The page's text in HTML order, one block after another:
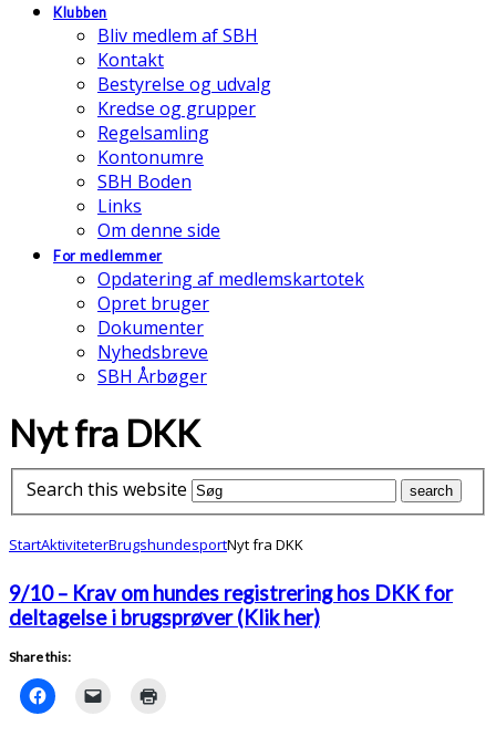
Klubben
Bliv medlem af SBH
Kontakt
Bestyrelse og udvalg
Kredse og grupper
Regelsamling
Kontonumre
SBH Boden
Links
Om denne side
For medlemmer
Opdatering af medlemskartotek
Opret bruger
Dokumenter
Nyhedsbreve
SBH Årbøger
Nyt fra DKK
Search this website
StartAktiviteterBrugshundesportNyt fra DKK
9/10 – Krav om hundes registrering hos DKK for
deltagelse i brugsprøver (Klik her)
Share this: